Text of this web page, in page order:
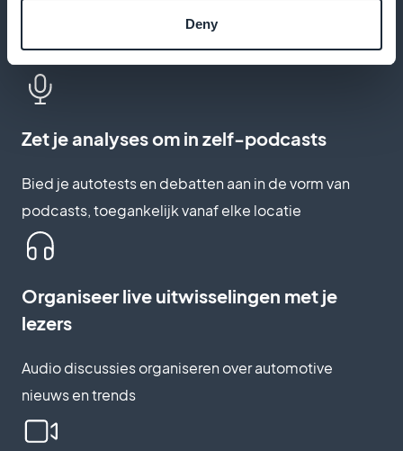
Deny
Stuur pushmeldingen wanneer een nieuwe test of
vergelijking wordt gepubliceerd
Zet je analyses om in zelf-podcasts
Bied je autotests en debatten aan in de vorm van
podcasts, toegankelijk vanaf elke locatie
Organiseer live uitwisselingen met je
lezers
Audio discussies organiseren over automotive
nieuws en trends